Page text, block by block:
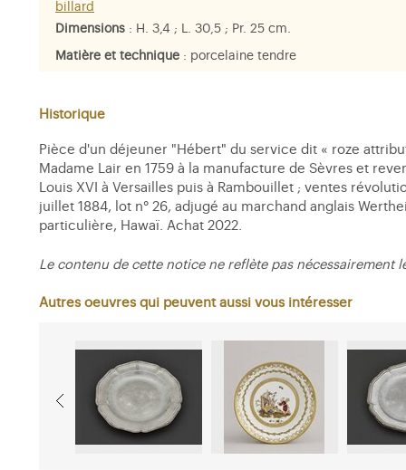
billard
Dimensions : H. 3,4 ; L. 30,5 ; Pr. 25 cm.
Matière et technique : porcelaine tendre
Historique
Pièce d'un déjeuner "Hébert" du service dit « roze
Madame Lair en 1759 à la manufacture de Sèvres et
Louis XVI à Versailles puis à Rambouillet ; ventes
juillet 1884, lot n° 26, adjugé au marchand anglais
particulière, Hawaï. Achat 2022.
Le contenu de cette notice ne reflète pas nécessairement
Autres oeuvres qui peuvent aussi vous intéresser